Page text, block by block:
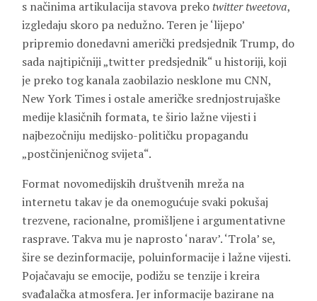
s načinima artikulacija stavova preko twitter tweetova,
izgledaju skoro pa nedužno. Teren je ‘lijepo’
pripremio donedavni američki predsjednik Trump, do
sada najtipičniji „twitter predsjednik“ u historiji, koji
je preko tog kanala zaobilazio nesklone mu CNN,
New York Times i ostale američke srednjostrujaške
medije klasičnih formata, te širio lažne vijesti i
najbezočniju medijsko-političku propagandu
„postčinjeničnog svijeta“.
Format novomedijskih društvenih mreža na
internetu takav je da onemogućuje svaki pokušaj
trezvene, racionalne, promišljene i argumentativne
rasprave. Takva mu je naprosto ‘narav’. ‘Trola’ se,
šire se dezinformacije, poluinformacije i lažne vijesti.
Pojačavaju se emocije, podižu se tenzije i kreira
svađalačka atmosfera. Jer informacije bazirane na